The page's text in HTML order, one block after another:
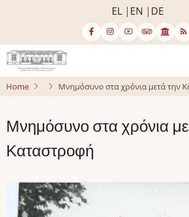
content
EL EN DE
Home Μνημόσυνο στα χρόνια μετά την
Μνημόσυνο στα χρόνια
Καταστροφή
Image